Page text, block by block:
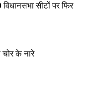
सीटों पर फिर
के नारे